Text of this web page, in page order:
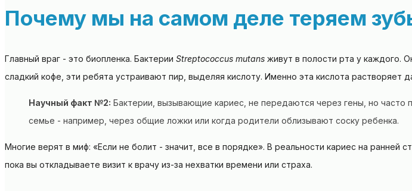
Почему мы на самом деле теряем
Главный враг - это биопленка. Бактерии Streptococcus mutans живут в полости рта у каждого.
сладкий кофе, эти ребята устраивают пир, выделяя кислоту. Именно эта кислота растворяет
Научный факт №2: Бактерии, вызывающие кариес, не передаются через гены, но
семье - например, через общие ложки или когда родители облизывают соску ребенка.
Многие верят в миф: «Если не болит - значит, все в порядке». В реальности кариес на ранней
пока вы откладываете визит к врачу из-за нехватки времени или страха.